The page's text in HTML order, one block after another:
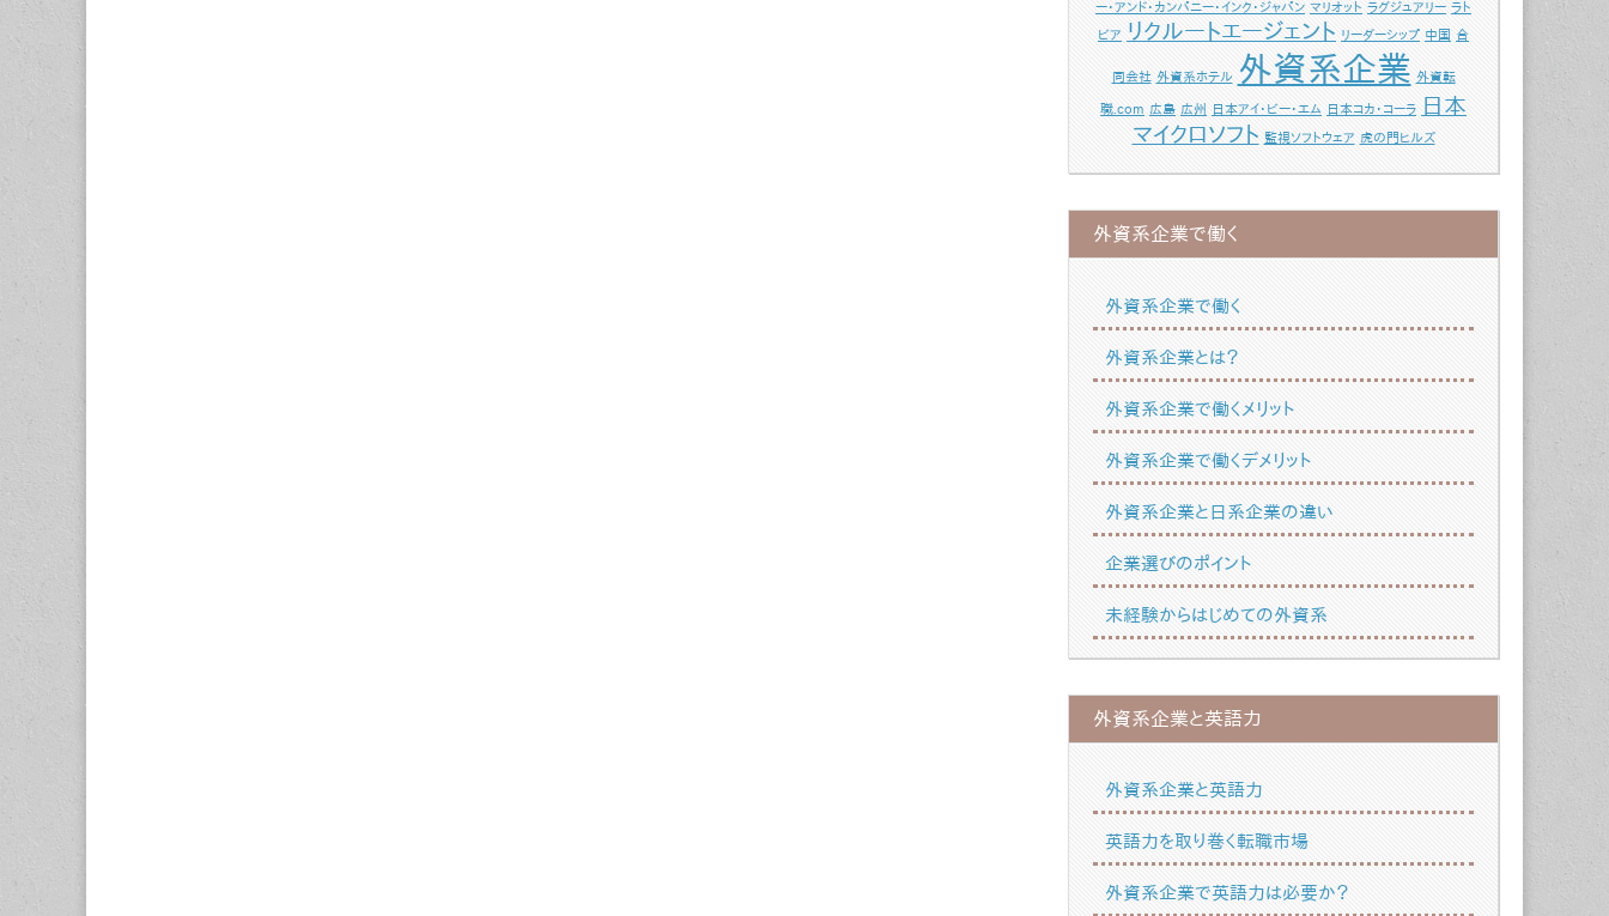
ー・アンド・カンパニー・インク・ジャパン マリオット ラグジュアリー ラト
ビア リクルートエージェント リーダーシップ 中国 合
同会社 外資系ホテル 外資系企業 外資転
職.com 広島 広州 日本アイ・ビー・エム 日本コカ・コーラ
日本
マイクロソフト 監視ソフトウェア 虎の門ヒルズ
外資系企業で働く
外資系企業で働く
外資系企業とは？
外資系企業で働くメリット
外資系企業で働くデメリット
外資系企業と日系企業の違い
企業選びのポイント
未経験からはじめての外資系
外資系企業と英語力
外資系企業と英語力
英語力を取り巻く転職市場
外資系企業で英語力は必要か？